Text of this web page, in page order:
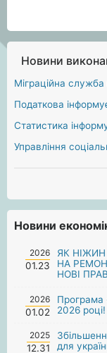
Новини
Міграційна служба
Податкова
Статистика
Управління
Новини
2026
01.23
ЯК
НА
НОВІ
2026
01.02
Програма
2026 році!
2025
12.31
для